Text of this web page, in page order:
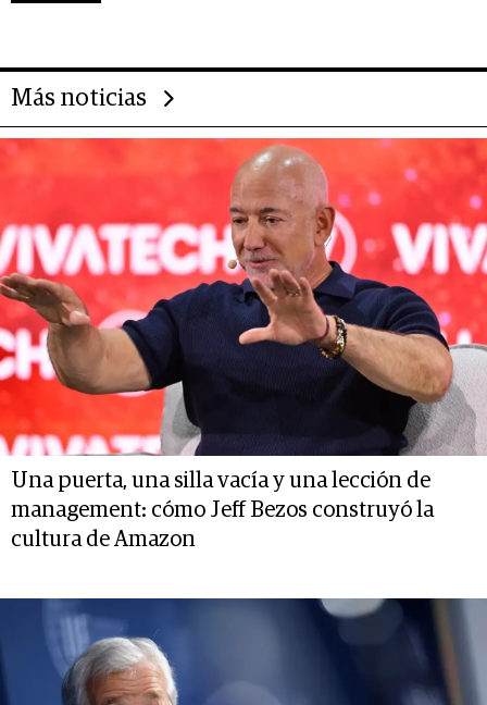
Más noticias
Una puerta, una silla vacía y una lección de
management: cómo Jeff Bezos construyó la
cultura de Amazon